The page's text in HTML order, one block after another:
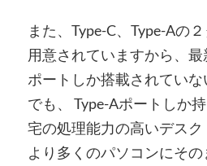
また、Type-C、Type-Aの
用意されていますから、
ポートしか搭載されてい
でも、 Type-Aポートしか
宅の処理能力の高いデスク
より多くのパソコンにそ